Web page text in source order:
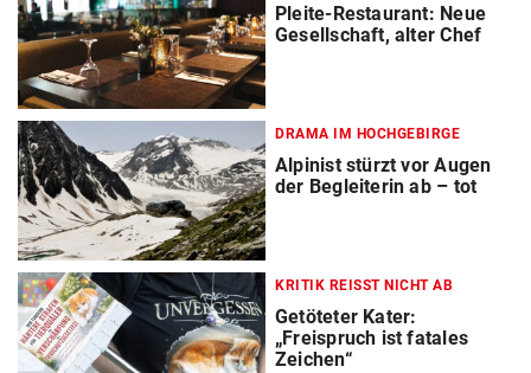
Pleite-Restaurant: Neue
Gesellschaft, alter Chef
DRAMA IM HOCHGEBIRGE
Alpinist stürzt vor Augen
der Begleiterin ab – tot
KRITIK REISST NICHT AB
Getöteter Kater:
„Freispruch ist fatales
Zeichen“